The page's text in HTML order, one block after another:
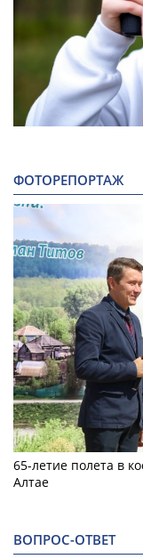
ФОТОРЕПОРТАЖ
65-летие полета в
Алтае
ВОПРОС-ОТВЕТ